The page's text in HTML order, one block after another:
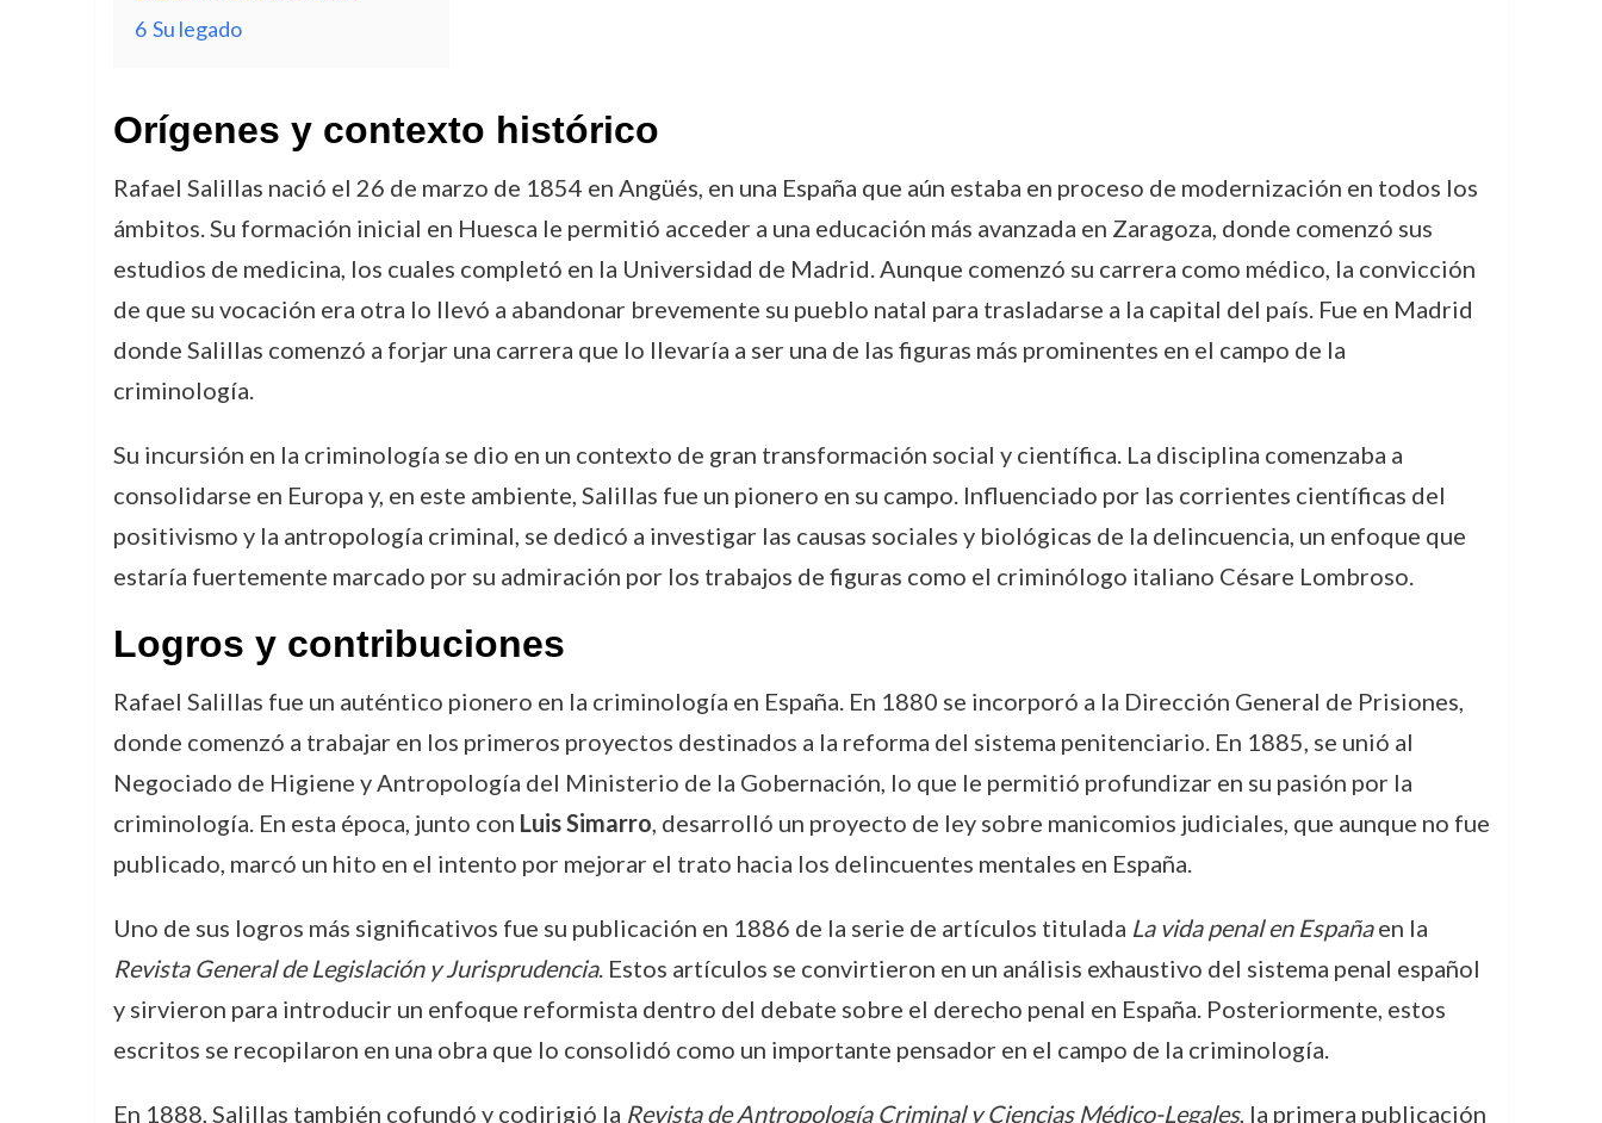
6 Su legado
Orígenes y contexto histórico
Rafael Salillas nació el 26 de marzo de 1854 en Angüés, en una España que aún estaba en proceso de modernización en todos los
ámbitos. Su formación inicial en Huesca le permitió acceder a una educación más avanzada en Zaragoza, donde comenzó sus
estudios de medicina, los cuales completó en la Universidad de Madrid. Aunque comenzó su carrera como médico, la convicción
de que su vocación era otra lo llevó a abandonar brevemente su pueblo natal para trasladarse a la capital del país. Fue en Madrid
donde Salillas comenzó a forjar una carrera que lo llevaría a ser una de las figuras más prominentes en el campo de la
criminología.
Su incursión en la criminología se dio en un contexto de gran transformación social y científica. La disciplina comenzaba a
consolidarse en Europa y, en este ambiente, Salillas fue un pionero en su campo. Influenciado por las corrientes científicas del
positivismo y la antropología criminal, se dedicó a investigar las causas sociales y biológicas de la delincuencia, un enfoque que
estaría fuertemente marcado por su admiración por los trabajos de figuras como el criminólogo italiano Césare Lombroso.
Logros y contribuciones
Rafael Salillas fue un auténtico pionero en la criminología en España. En 1880 se incorporó a la Dirección General de Prisiones,
donde comenzó a trabajar en los primeros proyectos destinados a la reforma del sistema penitenciario. En 1885, se unió al
Negociado de Higiene y Antropología del Ministerio de la Gobernación, lo que le permitió profundizar en su pasión por la
criminología. En esta época, junto con Luis Simarro, desarrolló un proyecto de ley sobre manicomios judiciales, que aunque no fue
publicado, marcó un hito en el intento por mejorar el trato hacia los delincuentes mentales en España.
Uno de sus logros más significativos fue su publicación en 1886 de la serie de artículos titulada La vida penal en Españaen la
Revista General de Legislación y Jurisprudencia. Estos artículos se convirtieron en un análisis exhaustivo del sistema penal español
y sirvieron para introducir un enfoque reformista dentro del debate sobre el derecho penal en España. Posteriormente, estos
escritos se recopilaron en una obra que lo consolidó como un importante pensador en el campo de la criminología.
En 1888, Salillas también cofundó y codirigió la Revista de Antropología Criminal y Ciencias Médico-Legales, la primera publicación